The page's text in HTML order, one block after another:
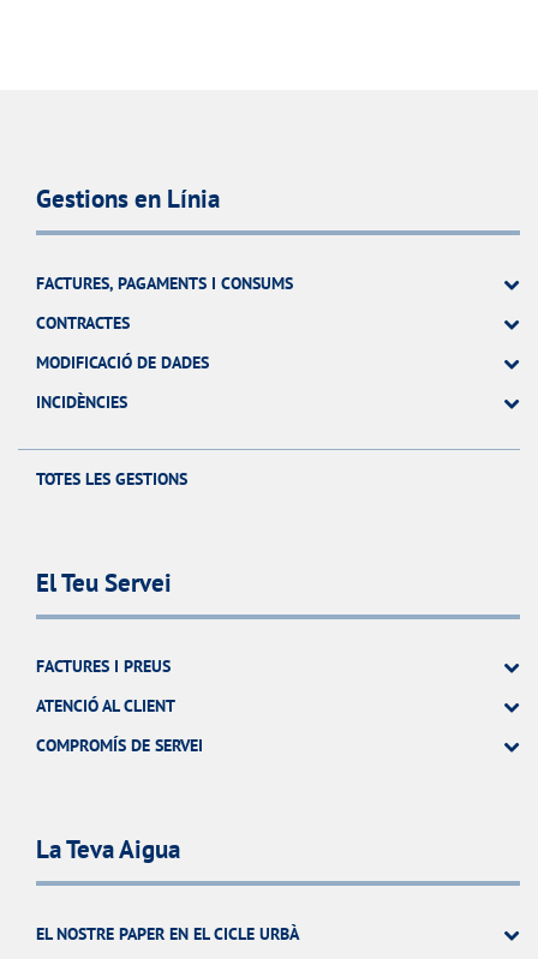
Gestions en Línia
FACTURES, PAGAMENTS I CONSUMS
CONTRACTES
MODIFICACIÓ DE DADES
INCIDÈNCIES
TOTES LES GESTIONS
El Teu Servei
FACTURES I PREUS
ATENCIÓ AL CLIENT
COMPROMÍS DE SERVEI
La Teva Aigua
EL NOSTRE PAPER EN EL CICLE URBÀ